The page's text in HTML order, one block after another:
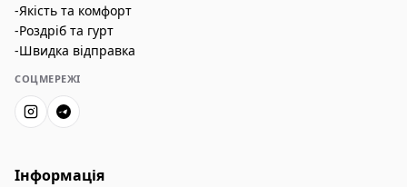
-Якість та комфорт
-Роздріб та гурт
-Швидка відправка
СОЦМЕРЕЖІ
Інформація